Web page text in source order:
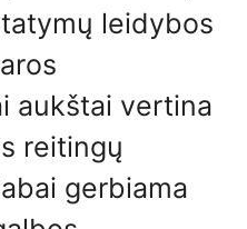
leidybos
aukštai vertina
reitingų
gerbiama